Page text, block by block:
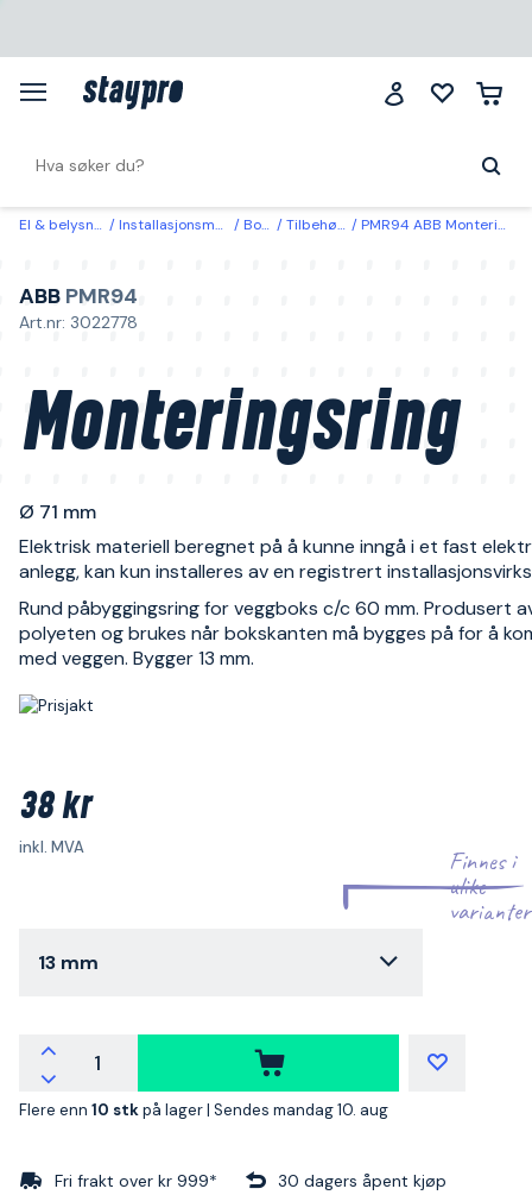
El & belysning Installasjonsmaterial Bokser Tilbehør bokser PMR94 ABB Monteringsring Ø 71 mm 13 mm
ABB PMR94
Art.nr: 3022778
Monteringsring
Ø 71 mm
Elektrisk materiell beregnet på å kunne inngå i et fast
anlegg, kan kun installeres av en registrert
Rund påbyggingsring for veggboks c/c 60 mm. Produsert
polyeten og brukes når bokskanten må bygges på for å
med veggen. Bygger 13 mm.
38 kr
inkl. MVA
Finnes i
ulike
varianter
13 mm
Flere enn 10 stkpå lager | Sendes mandag 10. aug
Fri frakt over kr 999* 30 dagers åpent kjøp